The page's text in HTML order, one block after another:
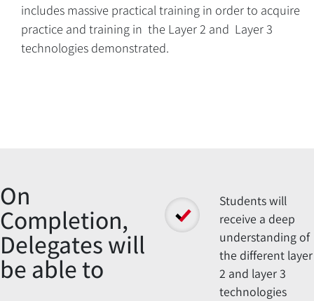
Overview
includes massive practical training in order to acquire
practice and training in the Layer 2 and Layer 3
technologies demonstrated.